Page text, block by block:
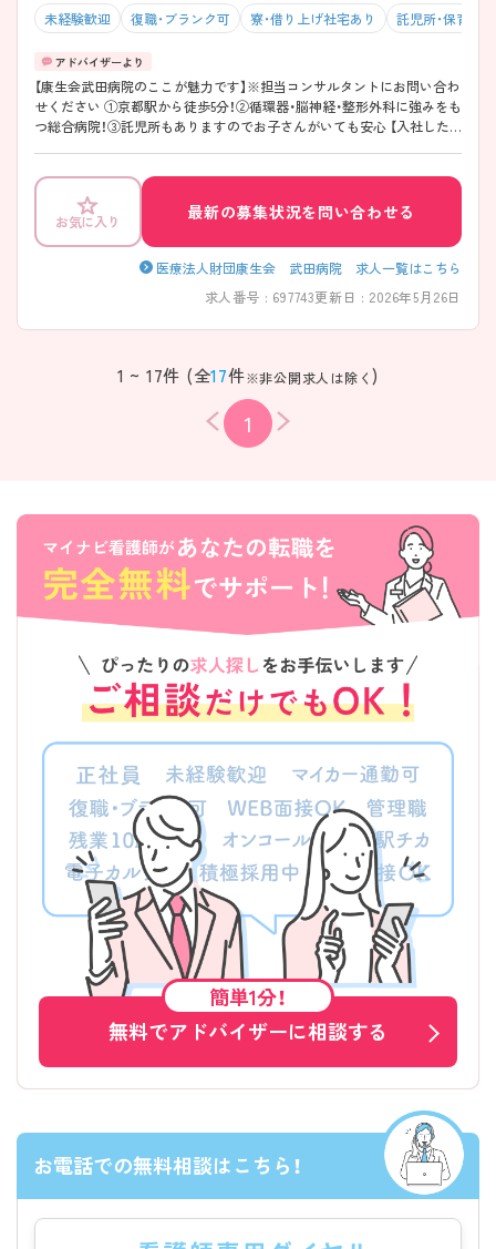
未経験歓迎 復職・ブランク可 寮・借り上げ社宅あり 託児所・保育支
【康生会武田病院のここが魅力です】※担当コンサルタントにお問い合わ
せください ①京都駅から徒歩5分！②循環器・脳神経・整形外科に強みをも
つ総合病院！③託児所もありますのでお子さんがいても安心 【入社した
お気に入り 最新の募集状況を問い合わせる
医療法人財団康生会 武田病院 求人一覧はこちら
求人番号 : 697743更新日 : 2026年5月26日
1 ~ 17件 (全17件※非公開求人は除く )
1
簡単1分！
無料でアドバイザーに相談する
お電話での無料相談はこちら！